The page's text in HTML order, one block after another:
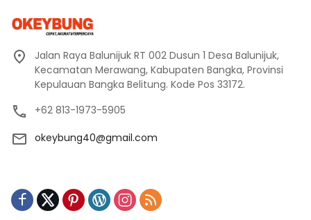
Jalan Raya Balunijuk RT 002 Dusun 1 Desa Balunijuk,
Kecamatan Merawang, Kabupaten Bangka, Provinsi
Kepulauan Bangka Belitung. Kode Pos 33172.
+62 813-1973-5905
okeybung40@gmail.com